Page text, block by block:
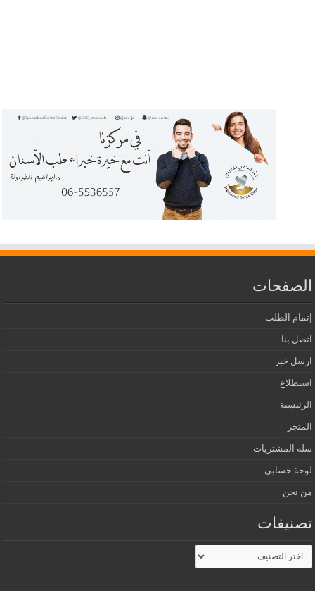
الصفحات
إتمام الطلب
اتصل بنا
ارسل خبر
استطلاع
الرئيسية
المتجر
سلة المشتريات
لوحة حسابي
من نحن
تصنيفات
تصنيفات